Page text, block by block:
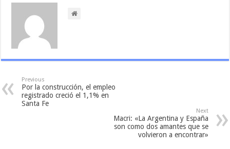
Previous
Por la construcción, el empleo
registrado creció el 1,1% en
Santa Fe
Next
Macri: «La Argentina y España
son como dos amantes que se
volvieron a encontrar»